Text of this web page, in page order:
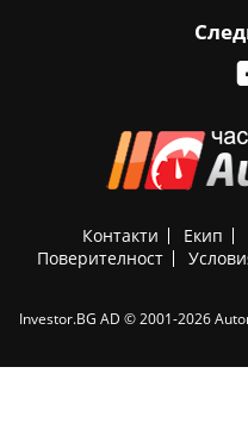
Контакти Екип
Поверителност
Investor.BG AD © 2001-2026